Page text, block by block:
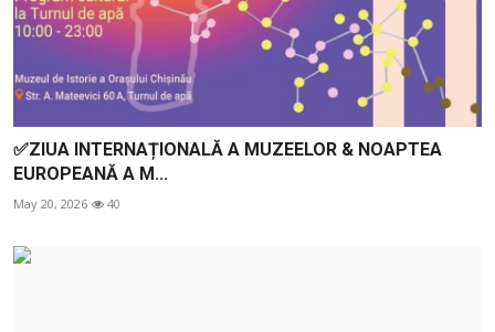
✅ZIUA INTERNAȚIONALĂ A MUZEELOR & NOAPTEA
EUROPEANĂ A M...
May 20, 2026 40